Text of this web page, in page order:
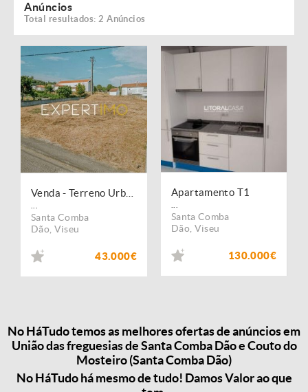
Anúncios
Total resultados: 2 Anúncios
Santa Comba
Dão Viseu
43.000€
Apartamento T1
Santa Comba
Dão Viseu
130.000€
No HáTudo temos as melhores ofertas de anúncios em
União das freguesias de Santa Comba Dão e Couto do
Mosteiro (Santa Comba Dão)
No HáTudo há mesmo de tudo! Damos Valor ao que